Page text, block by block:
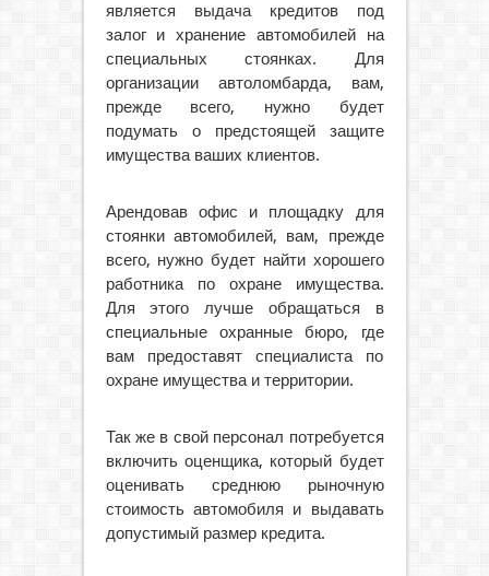
является выдача кредитов под
залог и хранение автомобилей на
специальных стоянках. Для
организации автоломбарда, вам,
прежде всего, нужно будет
подумать о предстоящей защите
имущества ваших клиентов.
Арендовав офис и площадку для
стоянки автомобилей, вам, прежде
всего, нужно будет найти хорошего
работника по охране имущества.
Для этого лучше обращаться в
специальные охранные бюро, где
вам предоставят специалиста по
охране имущества и территории.
Так же в свой персонал потребуется
включить оценщика, который будет
оценивать среднюю рыночную
стоимость автомобиля и выдавать
допустимый размер кредита.